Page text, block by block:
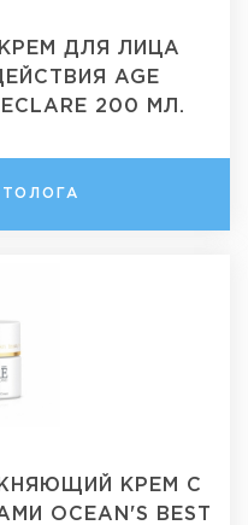
ДЛЯ ЛИЦА
AGE
200 МЛ.
КРЕМ С
OCEAN'S BEST